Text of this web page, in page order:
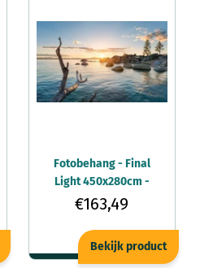
Fotobehang - Final
Light 450x280cm -
Vliesbehang
€163,49
Bekijk product